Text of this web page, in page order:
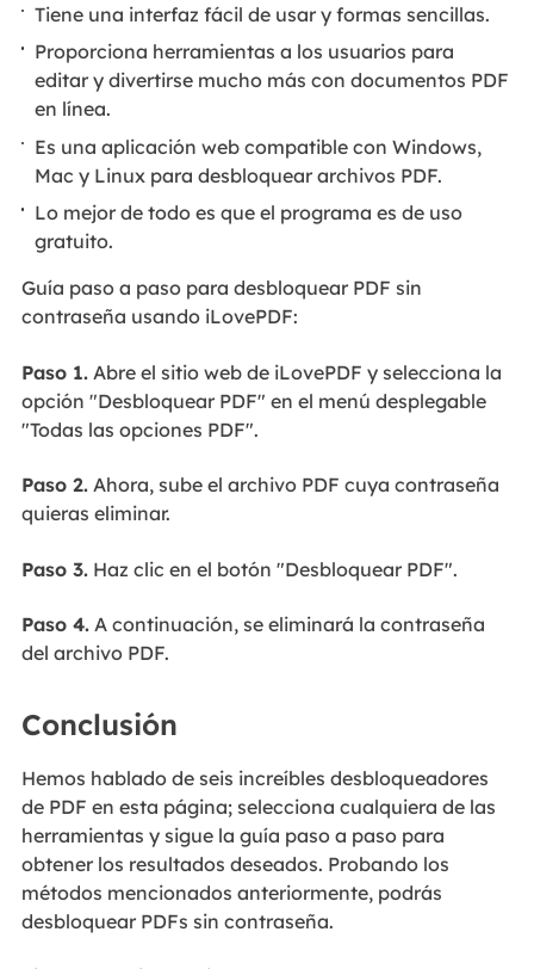
Tiene una interfaz fácil de usar y formas sencillas.
Proporciona herramientas a los usuarios para
editar y divertirse mucho más con documentos PDF
en línea.
Es una aplicación web compatible con Windows,
Mac y Linux para desbloquear archivos PDF.
Lo mejor de todo es que el programa es de uso
gratuito.
Guía paso a paso para desbloquear PDF sin
contraseña usando iLovePDF:
Paso 1.Abre el sitio web de iLovePDF y selecciona la
opción "Desbloquear PDF" en el menú desplegable
"Todas las opciones PDF".
Paso 2.Ahora, sube el archivo PDF cuya contraseña
quieras eliminar.
Paso 3.Haz clic en el botón "Desbloquear PDF".
Paso 4.A continuación, se eliminará la contraseña
del archivo PDF.
Conclusión
Hemos hablado de seis increíbles desbloqueadores
de PDF en esta página; selecciona cualquiera de las
herramientas y sigue la guía paso a paso para
obtener los resultados deseados. Probando los
métodos mencionados anteriormente, podrás
desbloquear PDFs sin contraseña.